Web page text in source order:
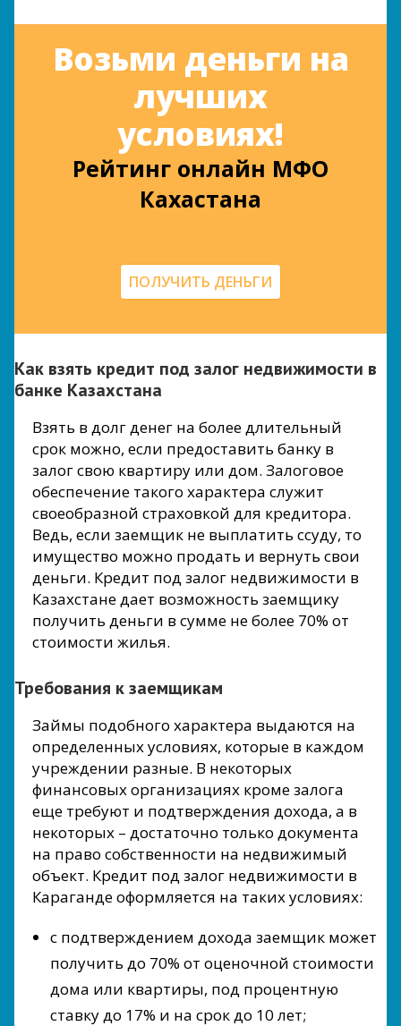
Возьми деньги на
лучших
условиях!
Рейтинг онлайн МФО
Кахастана
ПОЛУЧИТЬ ДЕНЬГИ
Как взять кредит под залог недвижимости в
банке Казахстана
Взять в долг денег на более длительный
срок можно, если предоставить банку в
залог свою квартиру или дом. Залоговое
обеспечение такого характера служит
своеобразной страховкой для кредитора.
Ведь, если заемщик не выплатить ссуду, то
имущество можно продать и вернуть свои
деньги. Кредит под залог недвижимости в
Казахстане дает возможность заемщику
получить деньги в сумме не более 70% от
стоимости жилья.
Требования к заемщикам
Займы подобного характера выдаются на
определенных условиях, которые в каждом
учреждении разные. В некоторых
финансовых организациях кроме залога
еще требуют и подтверждения дохода, а в
некоторых – достаточно только документа
на право собственности на недвижимый
объект. Кредит под залог недвижимости в
Караганде оформляется на таких условиях:
с подтверждением дохода заемщик может
получить до 70% от оценочной стоимости
дома или квартиры, под процентную
ставку до 17% и на срок до 10 лет;